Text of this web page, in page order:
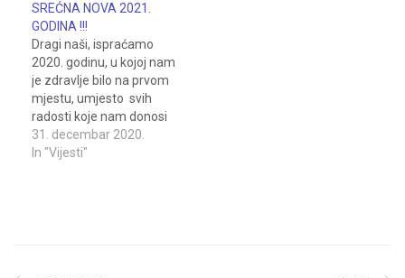
koji se igrao od 25. do 29.
juna 2018. godine u
Šiofoku, u Mađarskoj.
Roditelji i brojni naši
navijači, priredili su
veličanstven…
SREĆNA NOVA 2021.
GODINA !!!
Dragi naši, ispraćamo
2020. godinu, u kojoj nam
je zdravlje bilo na prvom
mjestu, umjesto svih
radosti koje nam donosi
najljepša igra na svijetu -
fudbal. Želimo opet igrati
31. decembar 2020.
In "Vijesti"